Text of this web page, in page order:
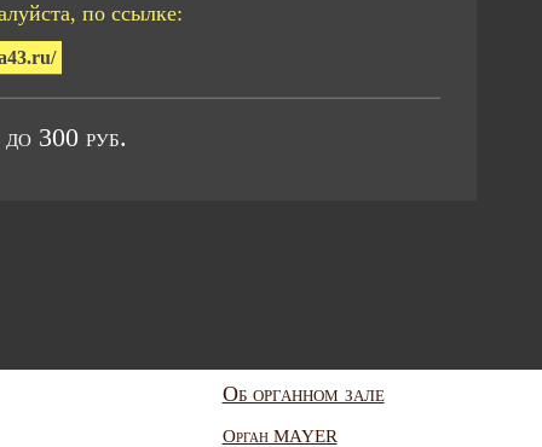
по ссылке:
300 руб.
Об органном зале
Орган MAYER